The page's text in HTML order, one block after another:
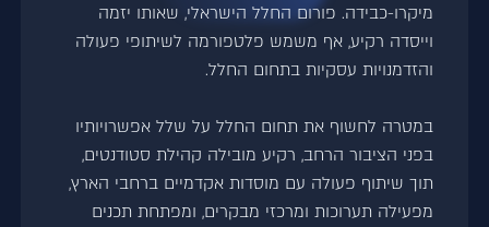
מיקרו-כבידה. פורום החלל הישראלי, שאותו יזמה
וייסדה רקיע, אף משמש פלטפורמה לשיתופי פעולה
והזדמנויות עסקיות בתחום החלל.
במטרה לחשוף את תחום החלל על שלל אפשרויותיו
בפני הציבור הרחב, רקיע מובילה קהילת סטודנטים,
תוך שיתוף פעולה עם מוסדות אקדמיים ברחבי הארץ,
מפעילה תערוכות ומרכזי מבקרים, ומפתחת תכנים